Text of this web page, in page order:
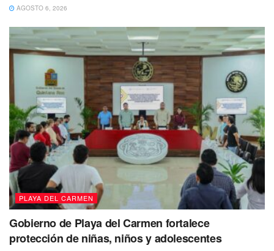
AGOSTO 6, 2026
PLAYA DEL CARMEN
Gobierno de Playa del Carmen fortalece
protección de niñas, niños y adolescentes